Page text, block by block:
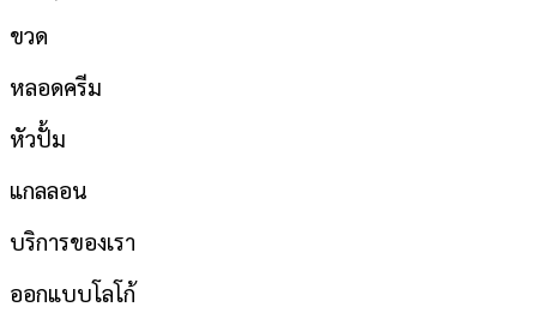
ขวด
หลอดครีม
หัวปั้ม
แกลลอน
บริการของเรา
ออกแบบโลโก้